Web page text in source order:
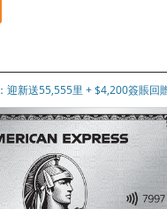
：迎新送55,555里 + $4,200簽賬回